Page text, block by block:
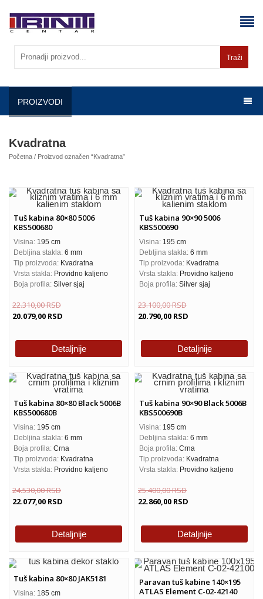
content
Traži
PROIZVODI
Kvadratna
Početna / Proizvod označen “Kvadratna”
Tuš kabina 80×80 5006
KBS500680
Visina: 195 cm
Debljina stakla: 6 mm
Tip proizvoda: Kvadratna
Vrsta stakla: Providno kaljeno
Boja profila: Silver sjaj
22.310,00RSD
20.079,00 RSD
Detaljnije
Tuš kabina 90×90 5006
KBS500690
Visina: 195 cm
Debljina stakla: 6 mm
Tip proizvoda: Kvadratna
Vrsta stakla: Providno kaljeno
Boja profila: Silver sjaj
23.100,00RSD
20.790,00 RSD
Detaljnije
Tuš kabina 80×80 Black 5006B
KBS500680B
Visina: 195 cm
Debljina stakla: 6 mm
Boja profila: Crna
Tip proizvoda: Kvadratna
Vrsta stakla: Providno kaljeno
24.530,00RSD
22.077,00 RSD
Detaljnije
Tuš kabina 90×90 Black 5006B
KBS500690B
Visina: 195 cm
Debljina stakla: 6 mm
Boja profila: Crna
Tip proizvoda: Kvadratna
Vrsta stakla: Providno kaljeno
25.400,00RSD
22.860,00 RSD
Detaljnije
Tuš kabina 80×80 JAK5181
Visina: 185 cm
Paravan tuš kabine 140×195
ATLAS Element C-02-42140